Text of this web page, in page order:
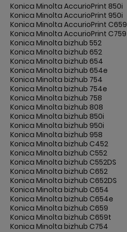
Konica Minolta AccurioPrint 850i
Konica Minolta AccurioPrint 950i
Konica Minolta AccurioPrint C659
Konica Minolta AccurioPrint C759
Konica Minolta bizhub 552
Konica Minolta bizhub 652
Konica Minolta bizhub 654
Konica Minolta bizhub 654e
Konica Minolta bizhub 754
Konica Minolta bizhub 754e
Konica Minolta bizhub 758
Konica Minolta bizhub 808
Konica Minolta bizhub 850i
Konica Minolta bizhub 950i
Konica Minolta bizhub 958
Konica Minolta bizhub C452
Konica Minolta bizhub C552
Konica Minolta bizhub C552DS
Konica Minolta bizhub C652
Konica Minolta bizhub C652DS
Konica Minolta bizhub C654
Konica Minolta bizhub C654e
Konica Minolta bizhub C659
Konica Minolta bizhub C659t
Konica Minolta bizhub C754